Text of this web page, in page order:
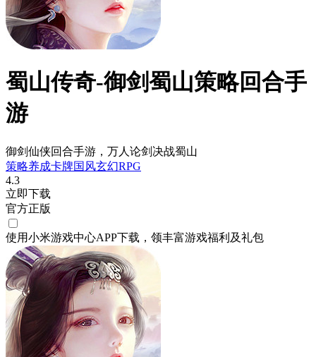
蜀山传奇-御剑蜀山策略回合手
游
御剑仙侠回合手游，万人论剑决战蜀山
策略养成卡牌国风玄幻RPG
4.3
立即下载
官方正版
使用小米游戏中心APP下载 ，领丰富游戏福利 及礼包